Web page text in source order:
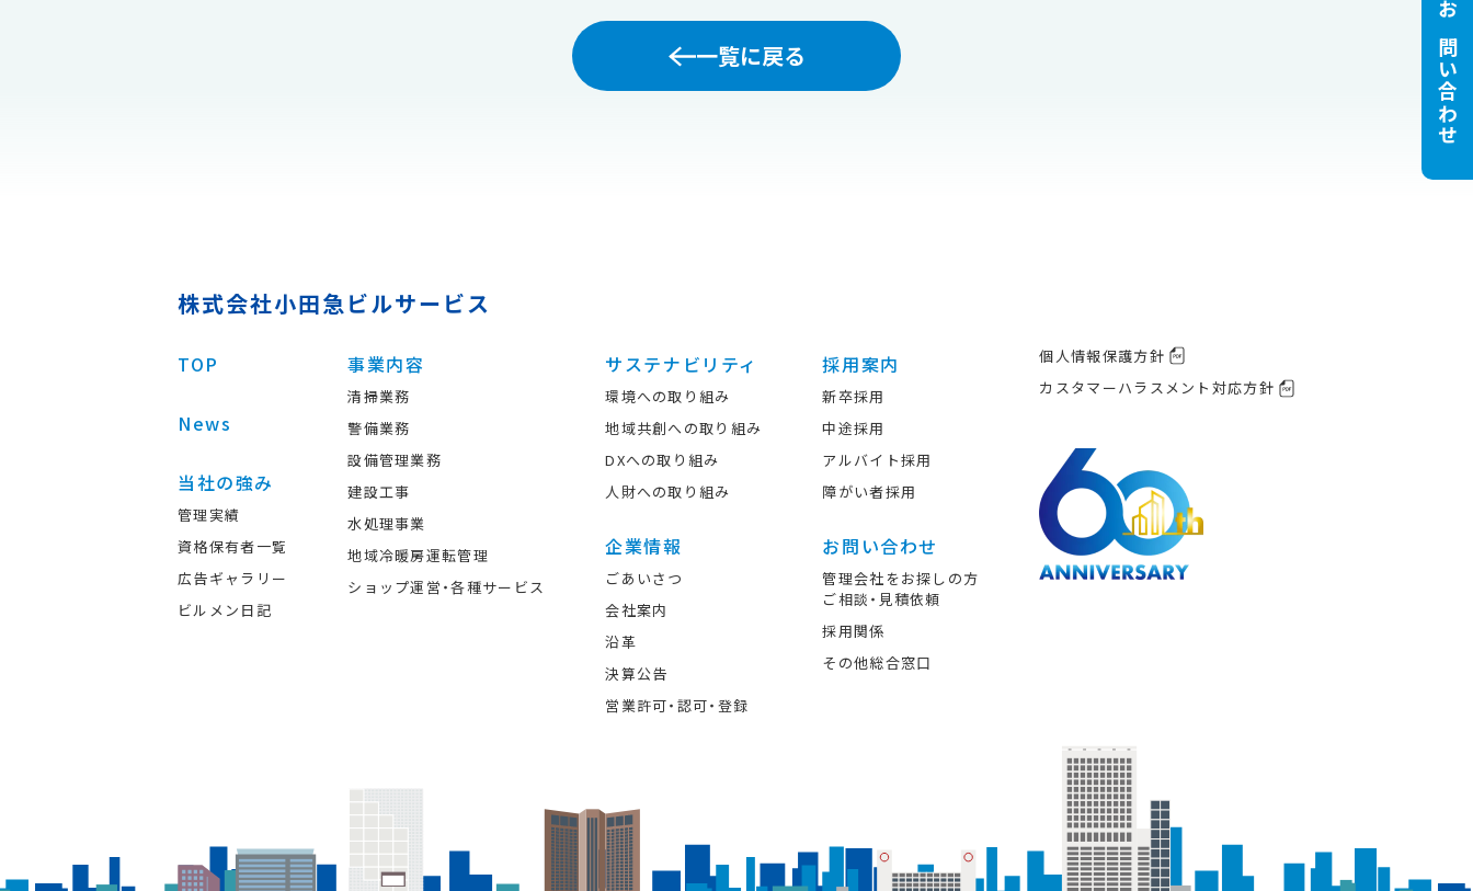
お問い合わせ
一覧に戻る
株式会社小田急ビルサービス
TOP
News
当社の強み
管理実績
資格保有者一覧
広告ギャラリー
ビルメン日記
事業内容
清掃業務
警備業務
設備管理業務
建設工事
水処理事業
地域冷暖房運転管理
ショップ運営・各種サービス
サステナビリティ
環境への取り組み
地域共創への取り組み
DXへの取り組み
人財への取り組み
採用案内
新卒採用
中途採用
アルバイト採用
障がい者採用
企業情報
ごあいさつ
会社案内
沿革
決算公告
営業許可・認可・登録
お問い合わせ
管理会社をお探しの方
ご相談・見積依頼
採用関係
その他総合窓口
個人情報保護方針
カスタマーハラスメント対応方針